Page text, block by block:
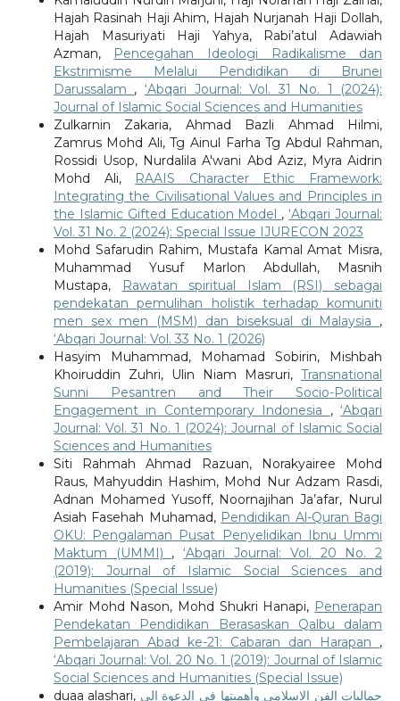
Hajah Rasinah Haji Ahim, Hajah Nurjanah Haji Dollah,
Hajah Masuriyati Haji Yahya, Rabi’atul Adawiah
Azman, Pencegahan Ideologi Radikalisme dan
Ekstrimisme Melalui Pendidikan di Brunei
Darussalam , ‘Abqari Journal: Vol. 31 No. 1 (2024):
Journal of Islamic Social Sciences and Humanities
Zulkarnin Zakaria, Ahmad Bazli Ahmad Hilmi,
Zamrus Mohd Ali, Tg Ainul Farha Tg Abdul Rahman,
Rossidi Usop, Nurdalila A'wani Abd Aziz, Myra Aidrin
Mohd Ali, RAAIS Character Ethic Framework:
Integrating the Civilisational Values and Principles in
the Islamic Gifted Education Model ,‘Abqari Journal:
Vol. 31 No. 2 (2024): Special Issue IJURECON 2023
Mohd Safarudin Rahim, Mustafa Kamal Amat Misra,
Muhammad Yusuf Marlon Abdullah, Masnih
Mustapa,
Rawatan spiritual Islam (RSI) sebagai
pendekatan pemulihan holistik terhadap komuniti
men sex men (MSM) dan biseksual di Malaysia ,
‘Abqari Journal: Vol. 33 No. 1 (2026)
Hasyim Muhammad, Mohamad Sobirin, Mishbah
Khoiruddin Zuhri, Ulin Niam Masruri,Transnational
Sunni Pesantren and Their Socio-Political
Engagement in Contemporary Indonesia ,‘Abqari
Journal: Vol. 31 No. 1 (2024): Journal of Islamic Social
Sciences and Humanities
Siti Rahmah Ahmad Razuan, Norakyairee Mohd
Raus, Mahyuddin Hashim, Mohd Nur Adzam Rasdi,
Adnan Mohamed Yusoff, Noornajihan Ja’afar, Nurul
Asiah Fasehah Muhamad, Pendidikan Al-Quran Bagi
OKU: Pengalaman Pusat Penyelidikan Ibnu Ummi
Maktum (UMMI) ,‘Abqari Journal: Vol. 20 No. 2
(2019): Journal of Islamic Social Sciences and
Humanities (Special Issue)
Amir Mohd Nason, Mohd Shukri Hanapi, Penerapan
Pendekatan Pendidikan Berasaskan Qalbu dalam
Pembelajaran Abad ke-21: Cabaran dan Harapan ,
‘Abqari Journal: Vol. 20 No. 1 (2019): Journal of Islamic
Social Sciences and Humanities (Special Issue)
duaa alashari, جماليات الفن الإسلامي وأهميتها في الدعوة إلى